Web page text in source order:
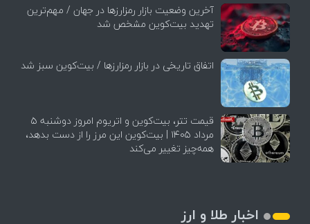
آخرین وضعیت بازار رمزارزها در جهان / مهم‌ترین
تهدید بیت‌کوین مشخص شد
اتفاق تاریخی در بازار رمزارزها / بیت‌کوین سبز شد
قیمت تتر، بیت‌کوین و اتریوم امروز دوشنبه ۵
مرداد ۱۴۰۵ | بیت‌کوین این مرز را از دست بدهد،
همه‌چیز تغییر می‌کند
اخبار طلا و ارز